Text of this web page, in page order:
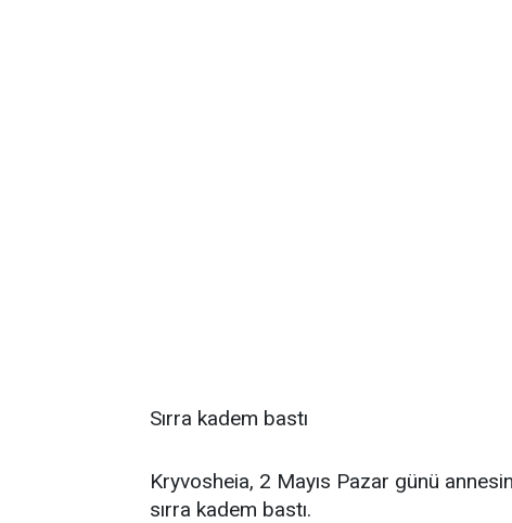
Sırra kadem bastı
Kryvosheia, 2 Mayıs Pazar günü
sırra kadem bastı.